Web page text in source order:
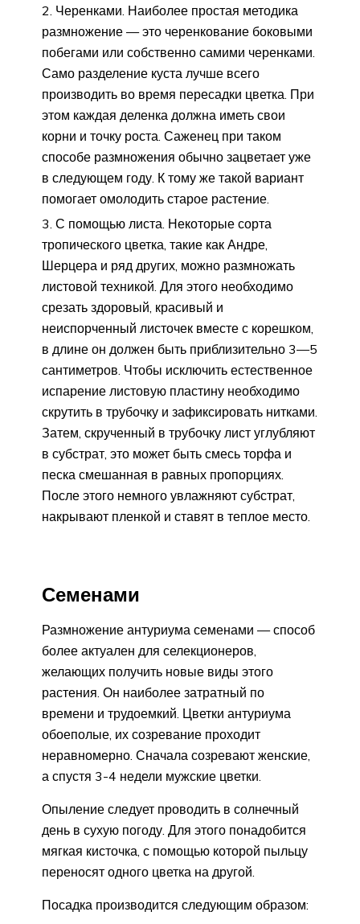
Черенками. Наиболее простая методика
размножение — это черенкование боковыми
побегами или собственно самими черенками.
Само разделение куста лучше всего
производить во время пересадки цветка. При
этом каждая деленка должна иметь свои
корни и точку роста. Саженец при таком
способе размножения обычно зацветает уже
в следующем году. К тому же такой вариант
помогает омолодить старое растение.
С помощью листа. Некоторые сорта
тропического цветка, такие как Андре,
Шерцера и ряд других, можно размножать
листовой техникой. Для этого необходимо
срезать здоровый, красивый и
неиспорченный листочек вместе с корешком,
в длине он должен быть приблизительно 3—5
сантиметров. Чтобы исключить естественное
испарение листовую пластину необходимо
скрутить в трубочку и зафиксировать нитками.
Затем, скрученный в трубочку лист углубляют
в субстрат, это может быть смесь торфа и
песка смешанная в равных пропорциях.
После этого немного увлажняют субстрат,
накрывают пленкой и ставят в теплое место.
Семенами
Размножение антуриума семенами — способ
более актуален для селекционеров,
желающих получить новые виды этого
растения. Он наиболее затратный по
времени и трудоемкий. Цветки антуриума
обоеполые, их созревание проходит
неравномерно. Сначала созревают женские,
а спустя 3-4 недели мужские цветки.
Опыление следует проводить в солнечный
день в сухую погоду. Для этого понадобится
мягкая кисточка, с помощью которой пыльцу
переносят одного цветка на другой.
Посадка производится следующим образом: